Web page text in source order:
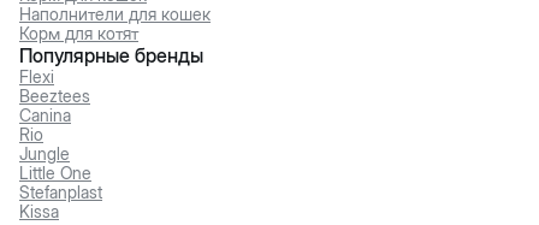
Наполнители для кошек
Корм для котят
Популярные бренды
Flexi
Beeztees
Canina
Rio
Jungle
Little One
Stefanplast
Kissa